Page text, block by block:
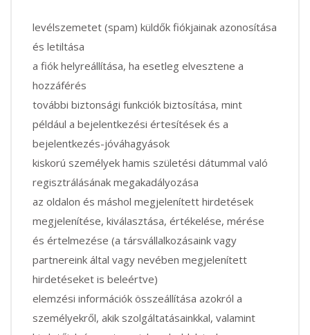
levélszemetet (spam) küldők fiókjainak azonosítása
és letiltása
a fiók helyreállítása, ha esetleg elvesztene a
hozzáférés
további biztonsági funkciók biztosítása, mint
például a bejelentkezési értesítések és a
bejelentkezés-jóváhagyások
kiskorú személyek hamis születési dátummal való
regisztrálásának megakadályozása
az oldalon és máshol megjelenített hirdetések
megjelenítése, kiválasztása, értékelése, mérése
és értelmezése (a társvállalkozásaink vagy
partnereink által vagy nevében megjelenített
hirdetéseket is beleértve)
elemzési információk összeállítása azokról a
személyekről, akik szolgáltatásainkkal, valamint